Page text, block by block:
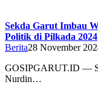
Sekda Garut Imbau
Politik di Pilkada 2024
Berita28 November
GOSIPGARUT.ID —
Nurdin…